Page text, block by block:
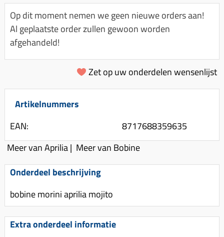
Spanningsregelaar
Toerenbegrenzer
Remlichtschakelaar
Luchtfilter (delen)
Luchtfilter deksel
Motor blokken
Membraan (delen)
Pakking (sets)
Schakel (delen)
Sproeiers
Spruitstuk (delen)
Uitlaten compleet
Uitlaat (delen)
Km teller kabel
Kickstart deksel
Kickstart ronsel
Schokbrekers
Spiegels
Stuurschakelaar
Stuur (delen)
Remblokken
Rem (delen)
Remgrepen en remhendels
Remhevels
Kinderzitje (scooter)
Olie-onderhoudsmiddelen
Oppakbeugel
Scooterhoezen
Scooter Kleding
Stickers
Stuurslot
Regenkleding
Rugsteun
Vespa accessoires
Op dit moment nemen we geen nieuwe orders aan!
Al geplaatste order zullen gewoon worden
afgehandeld!
Zet op uw onderdelen wensenlijst
Artikelnummers
EAN:
8717688359635
Meer van Aprilia| Meer van Bobine
Onderdeel beschrijving
bobine morini aprilia mojito
Extra onderdeel informatie